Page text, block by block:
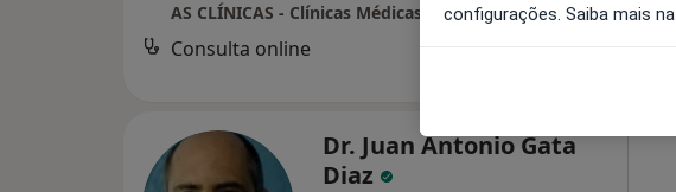
AS CLÍNICAS - Clínicas Médicas e Dentárias Lisboa
Consulta online
Dr. Juan Antonio Gata
Diaz
configurações. Saiba mais na